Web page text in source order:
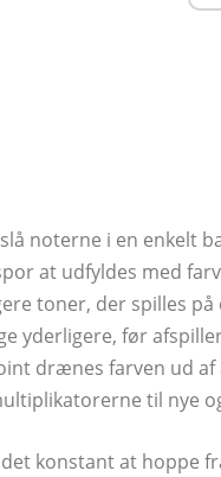
noterne i en enkelt
at udfyldes med
toner, der spilles
yderligere, før
drænes farven ud
til nye
konstant at hoppe